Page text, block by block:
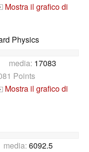
Mostra il grafico di
Physics
media: 17083
Points
Mostra il grafico di
6092.5